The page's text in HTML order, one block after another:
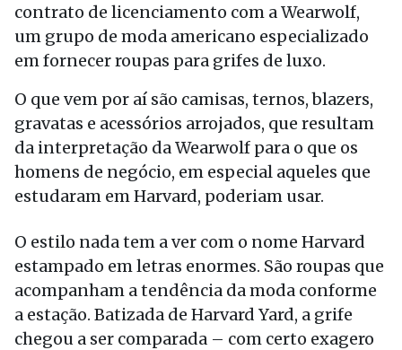
contrato de licenciamento com a Wearwolf,
um grupo de moda americano especializado
em fornecer roupas para grifes de luxo.
O que vem por aí são camisas, ternos, blazers,
gravatas e acessórios arrojados, que resultam
da interpretação da Wearwolf para o que os
homens de negócio, em especial aqueles que
estudaram em Harvard, poderiam usar.
O estilo nada tem a ver com o nome Harvard
estampado em letras enormes. São roupas que
acompanham a tendência da moda conforme
a estação. Batizada de Harvard Yard, a grife
chegou a ser comparada – com certo exagero